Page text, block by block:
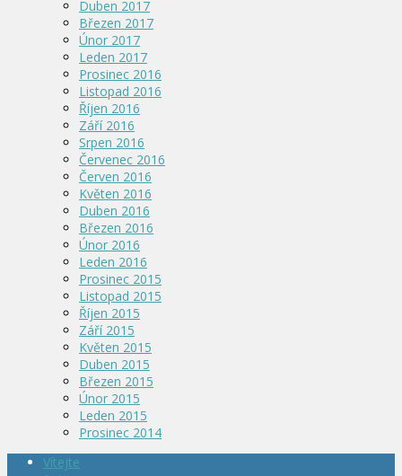
Duben 2017
Březen 2017
Únor 2017
Leden 2017
Prosinec 2016
Listopad 2016
Říjen 2016
Září 2016
Srpen 2016
Červenec 2016
Červen 2016
Květen 2016
Duben 2016
Březen 2016
Únor 2016
Leden 2016
Prosinec 2015
Listopad 2015
Říjen 2015
Září 2015
Květen 2015
Duben 2015
Březen 2015
Únor 2015
Leden 2015
Prosinec 2014
Vítejte